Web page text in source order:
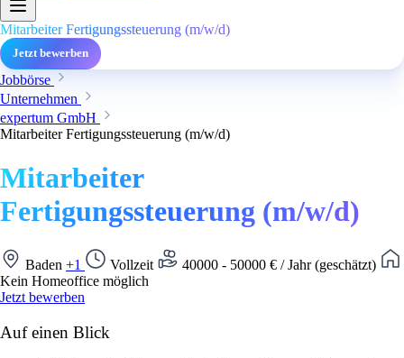
Mitarbeiter Fertigungssteuerung (m/w/d)
Jetzt bewerben
Jobbörse
Unternehmen
expertum GmbH
Mitarbeiter Fertigungssteuerung (m/w/d)
Mitarbeiter
Fertigungssteuerung (m/w/d)
Baden +1 Vollzeit
40000 - 50000 € / Jahr (geschätzt)
Kein Homeoffice möglich
Jetzt bewerben
Auf einen Blick